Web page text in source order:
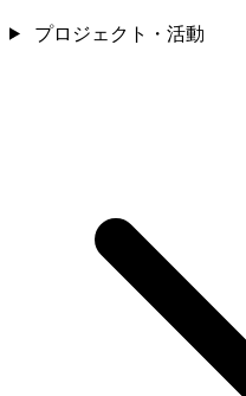
プロジェクト・活動